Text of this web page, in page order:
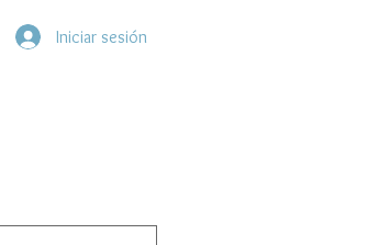
Iniciar sesión